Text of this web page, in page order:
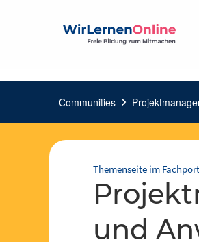
Communities chevron_right
Themenseite im
Projektmanagement – Grundlagen
und